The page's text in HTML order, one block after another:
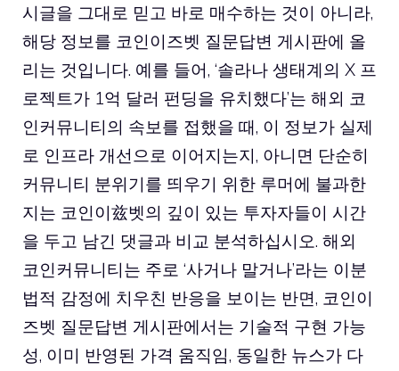
시글을 그대로 믿고 바로 매수하는 것이 아니라,
해당 정보를 코인이즈벳 질문답변 게시판에 올
리는 것입니다. 예를 들어, ‘솔라나 생태계의 X 프
로젝트가 1억 달러 펀딩을 유치했다’는 해외 코
인커뮤니티의 속보를 접했을 때, 이 정보가 실제
로 인프라 개선으로 이어지는지, 아니면 단순히
커뮤니티 분위기를 띄우기 위한 루머에 불과한
지는 코인이兹벳의 깊이 있는 투자자들이 시간
을 두고 남긴 댓글과 비교 분석하십시오. 해외
코인커뮤니티는 주로 ‘사거나 말거나’라는 이분
법적 감정에 치우친 반응을 보이는 반면, 코인이
즈벳 질문답변 게시판에서는 기술적 구현 가능
성, 이미 반영된 가격 움직임, 동일한 뉴스가 다